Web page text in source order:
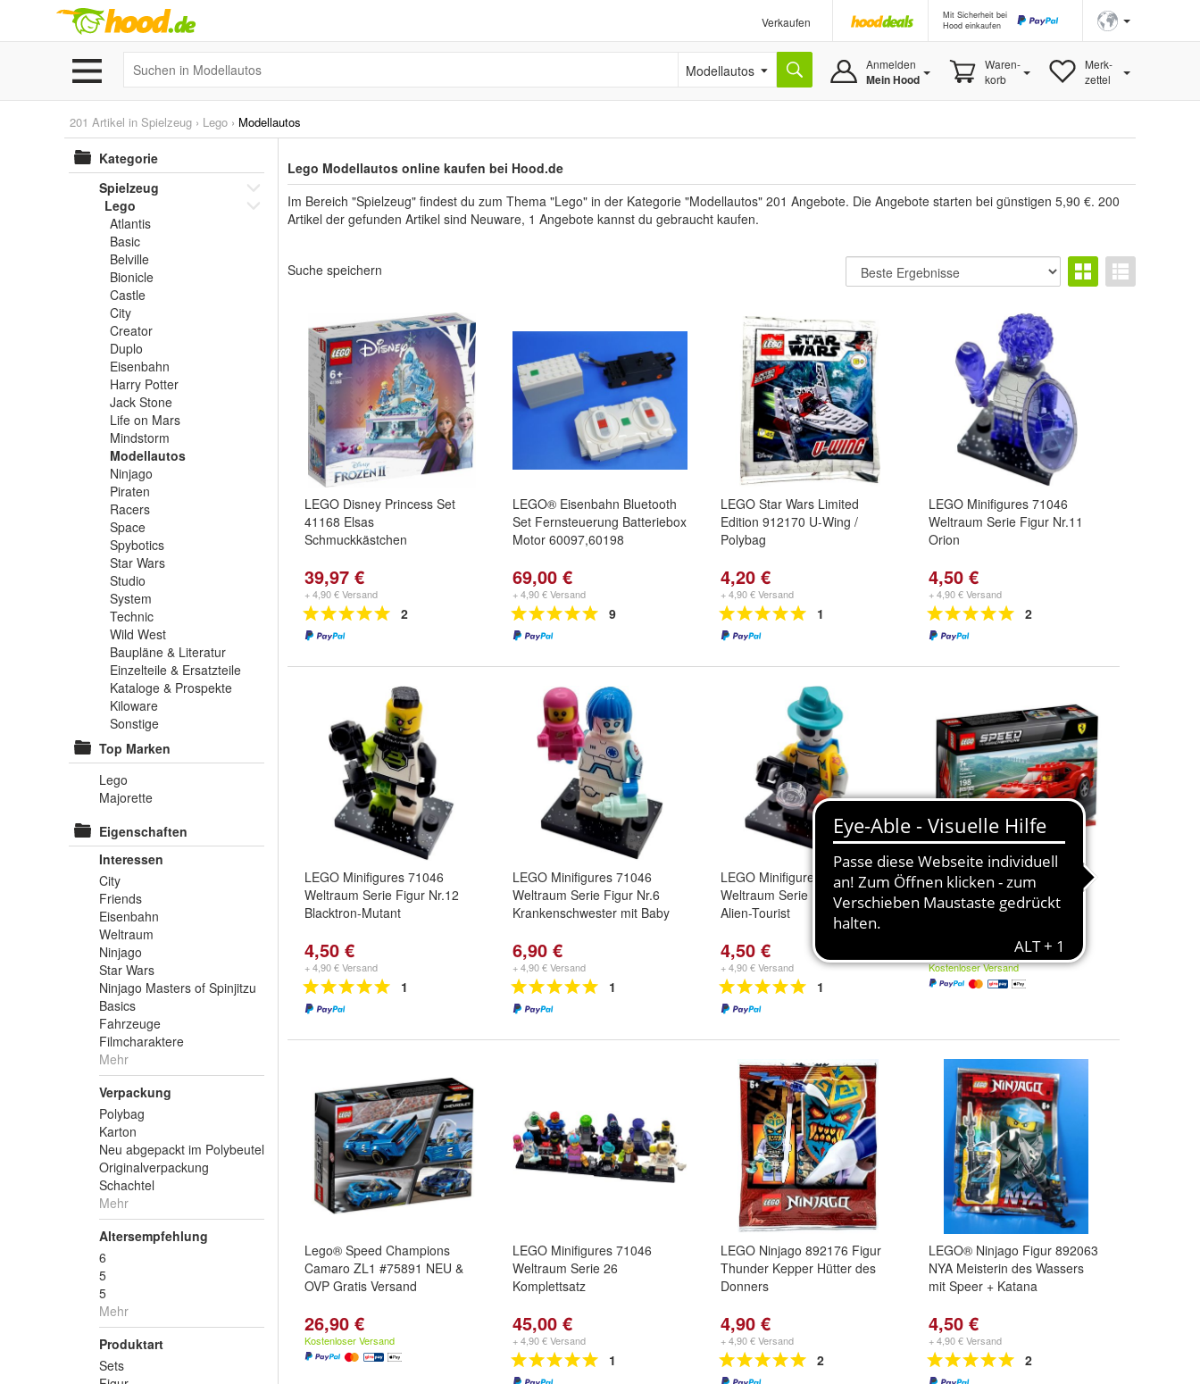
Verkaufen
Mit Sicherheit bei
Hood einkaufen
Modellautos Anmelden
Mein Hood
Waren-
korb
Merk-
zettel
201 Artikel in Spielzeug › Lego › Modellautos
Kategorie
Spielzeug
Lego
Atlantis
Basic
Belville
Bionicle
Castle
City
Creator
Duplo
Eisenbahn
Harry Potter
Jack Stone
Life on Mars
Mindstorm
Modellautos
Ninjago
Piraten
Racers
Space
Spybotics
Star Wars
Studio
System
Technic
Wild West
Baupläne & Literatur
Einzelteile & Ersatzteile
Kataloge & Prospekte
Kiloware
Sonstige
Top Marken
Lego
Majorette
Eigenschaften
Interessen
City
Friends
Eisenbahn
Weltraum
Ninjago
Star Wars
Ninjago Masters of Spinjitzu
Basics
Fahrzeuge
Filmcharaktere
Mehr
Verpackung
Polybag
Karton
Neu abgepackt im Polybeutel
Originalverpackung
Schachtel
Mehr
Altersempfehlung
6
5
5
Mehr
Produktart
Sets
Lego Modellautos online kaufen bei Hood.de
Im Bereich "Spielzeug" findest du zum Thema "Lego" in der Kategorie "Modellautos" 201 Angebote. Die Angebote starten bei günstigen 5,90 €. 200
Artikel der gefunden Artikel sind Neuware, 1 Angebote kannst du gebraucht kaufen.
Suche speichern
LEGO Disney Princess Set
41168 Elsas
Schmuckkästchen
39,97 €
+ 4,90 € Versand
2
LEGO® Eisenbahn Bluetooth
Set Fernsteuerung Batteriebox
Motor 60097,60198
69,00 €
+ 4,90 € Versand
9
LEGO Star Wars Limited
Edition 912170 U-Wing /
Polybag
4,20 €
+ 4,90 € Versand
1
LEGO Minifigures 71046
Weltraum Serie Figur Nr.11
Orion
4,50 €
+ 4,90 € Versand
2
LEGO Minifigures 71046
Weltraum Serie Figur Nr.12
Blacktron-Mutant
4,50 €
+ 4,90 € Versand
1
LEGO Minifigures 71046
Weltraum Serie Figur Nr.6
Krankenschwester mit Baby
6,90 €
+ 4,90 € Versand
1
LEGO Minifigures 71046
Weltraum Serie Figur Nr.3
Alien-Tourist
4,50 €
+ 4,90 € Versand
1
Lego® Speed Champions
Ferrari F40 #75890 NEU &
OVP Gratis Versand
Kostenloser Versand
Lego® Speed Champions
Camaro ZL1 #75891 NEU &
OVP Gratis Versand
26,90 €
Kostenloser Versand
LEGO Minifigures 71046
Weltraum Serie 26
Komplettsatz
45,00 €
+ 4,90 € Versand
1
LEGO Ninjago 892176 Figur
Thunder Kepper Hütter des
Donners
4,90 €
+ 4,90 € Versand
2
LEGO® Ninjago Figur 892063
NYA Meisterin des Wassers
mit Speer + Katana
4,50 €
+ 4,90 € Versand
2